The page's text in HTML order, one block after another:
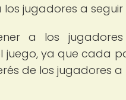
jugadores a
a los
juego, ya que cada
de los jugadores